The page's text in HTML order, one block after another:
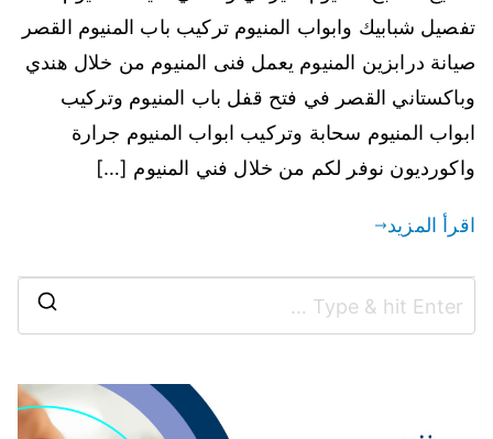
تفصيل شبابيك وابواب المنيوم تركيب باب المنيوم القصر
صيانة درابزين المنيوم يعمل فنى المنيوم من خلال هندي
وباكستاني القصر في فتح قفل باب المنيوم وتركيب
ابواب المنيوم سحابة وتركيب ابواب المنيوم جرارة
واكورديون نوفر لكم من خلال فني المنيوم […]
اقرأ المزيد